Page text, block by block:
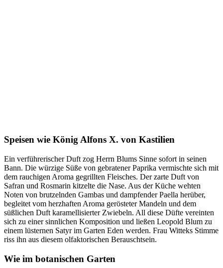
Speisen wie König Alfons X. von Kastilien
Ein verführerischer Duft zog Herrn Blums Sinne sofort in seinen
Bann. Die würzige Süße von gebratener Paprika vermischte sich mit
dem rauchigen Aroma gegrillten Fleisches. Der zarte Duft von
Safran und Rosmarin kitzelte die Nase. Aus der Küche wehten
Noten von brutzelnden Gambas und dampfender Paella herüber,
begleitet vom herzhaften Aroma gerösteter Mandeln und dem
süßlichen Duft karamellisierter Zwiebeln. All diese Düfte vereinten
sich zu einer sinnlichen Komposition und ließen Leopold Blum zu
einem lüsternen Satyr im Garten Eden werden. Frau Witteks Stimme
riss ihn aus diesem olfaktorischen Berauschtsein.
Wie im botanischen Garten